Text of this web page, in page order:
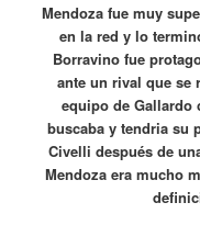
Mendoza fue muy
en la red y lo
Borravino fue
ante un rival que se
equipo de Gallardo
buscaba y tendria su
Civelli después de
Mendoza era mucho